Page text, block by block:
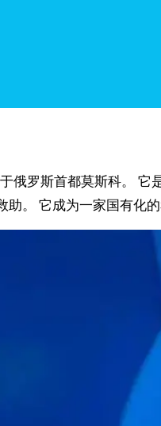
俄罗斯首都莫斯科。 它
。 它成为一家国有化